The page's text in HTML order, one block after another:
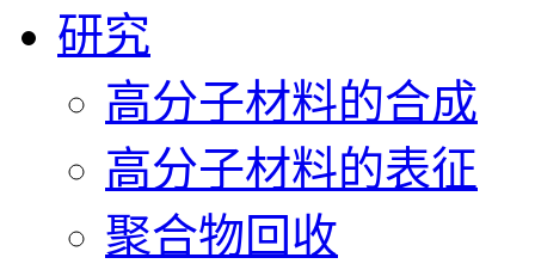
研究
高分子材料的合成
高分子材料的表征
聚合物回收